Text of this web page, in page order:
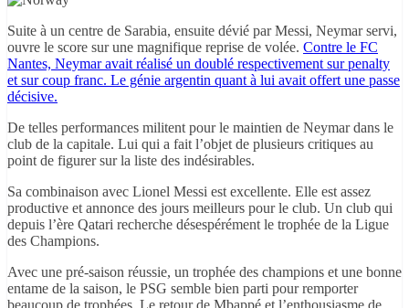
Suite à un centre de Sarabia, ensuite dévié par Messi, Neymar servi,
ouvre le score sur une magnifique reprise de volée. Contre le FC
Nantes, Neymar avait réalisé un doublé respectivement sur penalty
et sur coup franc. Le génie argentin quant à lui avait offert une passe
décisive.
De telles performances militent pour le maintien de Neymar dans le
club de la capitale. Lui qui a fait l’objet de plusieurs critiques au
point de figurer sur la liste des indésirables.
Sa combinaison avec Lionel Messi est excellente. Elle est assez
productive et annonce des jours meilleurs pour le club. Un club qui
depuis l’ère Qatari recherche désespérément le trophée de la Ligue
des Champions.
Avec une pré-saison réussie, un trophée des champions et une bonne
entame de la saison, le PSG semble bien parti pour remporter
beaucoup de trophées. Le retour de Mbappé et l’enthousiasme de